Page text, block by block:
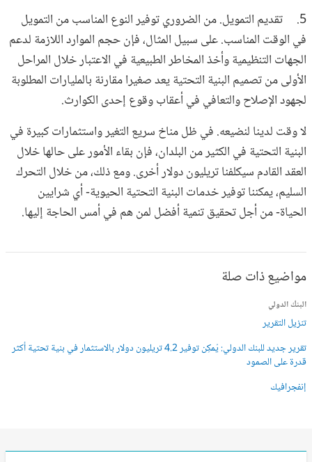
5. تقديم التمويل. من الضروري توفير النوع المناسب من التمويل
في الوقت المناسب. على سبيل المثال، فإن حجم الموارد اللازمة لدعم
الجهات التنظيمية وأخذ المخاطر الطبيعية في الاعتبار خلال المراحل
الأولى من تصميم البنية التحتية يعد صغيرا مقارنة بالمليارات المطلوبة
لجهود الإصلاح والتعافي في أعقاب وقوع إحدى الكوارث.
لا وقت لدينا لنضيعه. في ظل مناخ سريع التغير واستثمارات كبيرة في
البنية التحتية في الكثير من البلدان، فإن بقاء الأمور على حالها خلال
العقد القادم سيكلفنا تريليون دولار أخرى. ومع ذلك، من خلال التحرك
السليم، يمكننا توفير خدمات البنية التحتية الحيوية- أي شرايين
الحياة- من أجل تحقيق تنمية أفضل لمن هم في أمس الحاجة إليها.
مواضيع ذات صلة
البنك الدولي
تنزيل التقرير
تقرير جديد للبنك الدولي: يُمكِن توفير 4.2 تريليون دولار بالاستثمار في بنية تحتية أكثر
قدرة على الصمود
إنفجرافيك